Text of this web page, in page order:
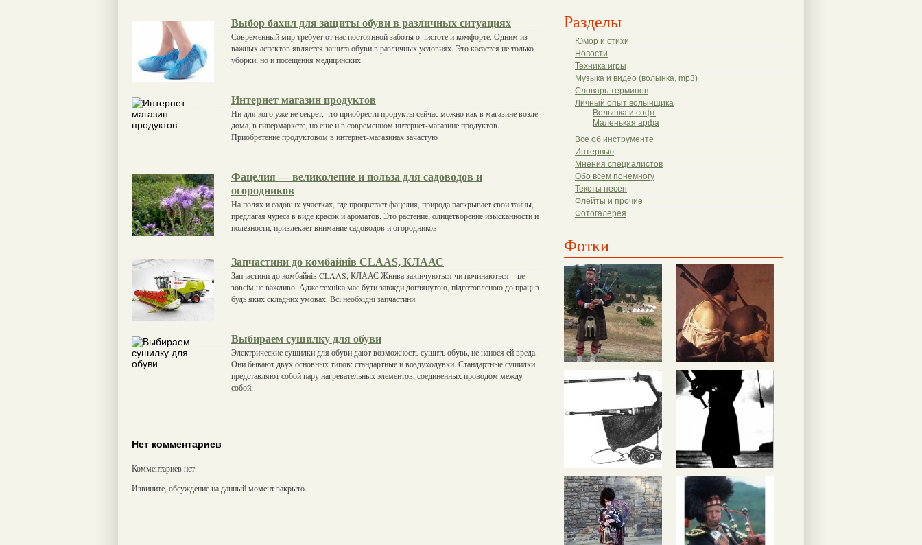
Разделы
Юмор и стихи
Новости
Техника игры
Музыка и видео (волынка, mp3)
Словарь терминов
Личный опыт волынщика
Волынка и софт
Маленькая арфа
Все об инструменте
Интервью
Мнения специалистов
Обо всем понемногу
Тексты песен
Флейты и прочие
Фотогалерея
Фотки
Выбор бахил для защиты обуви в различных ситуациях
Современный мир требует от нас постоянной заботы о чистоте и комфорте. Одним из
важных аспектов является защита обуви в различных условиях. Это касается не только
уборки, но и посещения медицинских
Интернет магазин продуктов
Ни для кого уже не секрет, что приобрести продукты сейчас можно как в магазине возле
дома, в гипермаркете, но еще и в современном интернет-магазине продуктов.
Приобретение продуктовом в интернет-магазинах зачастую
Фацелия — великолепие и польза для садоводов и
огородников
На полях и садовых участках, где процветает фацелия, природа раскрывает свои тайны,
предлагая чудеса в виде красок и ароматов. Это растение, олицетворение изысканности и
полезности, привлекает внимание садоводов и огородников
Запчастини до комбайнів CLAAS, КЛААС
Запчастини до комбайнів CLAAS, КЛААС Жнива закінчуються чи починаються – це
зовсім не важливо. Адже техніка має бути завжди доглянутою, підготовленою до праці в
будь яких складних умовах. Всі необхідні запчастини
Выбираем сушилку для обуви
Электрические сушилки для обуви дают возможность сушить обувь, не нанося ей вреда.
Они бывают двух основных типов: стандартные и воздуходувки. Стандартные сушилки
представляют собой пару нагревательных элементов, соединенных проводом между
собой,
Нет комментариев
Комментариев нет.
Извините, обсуждение на данный момент закрыто.